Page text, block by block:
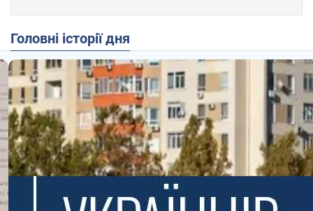
Головні історії дня